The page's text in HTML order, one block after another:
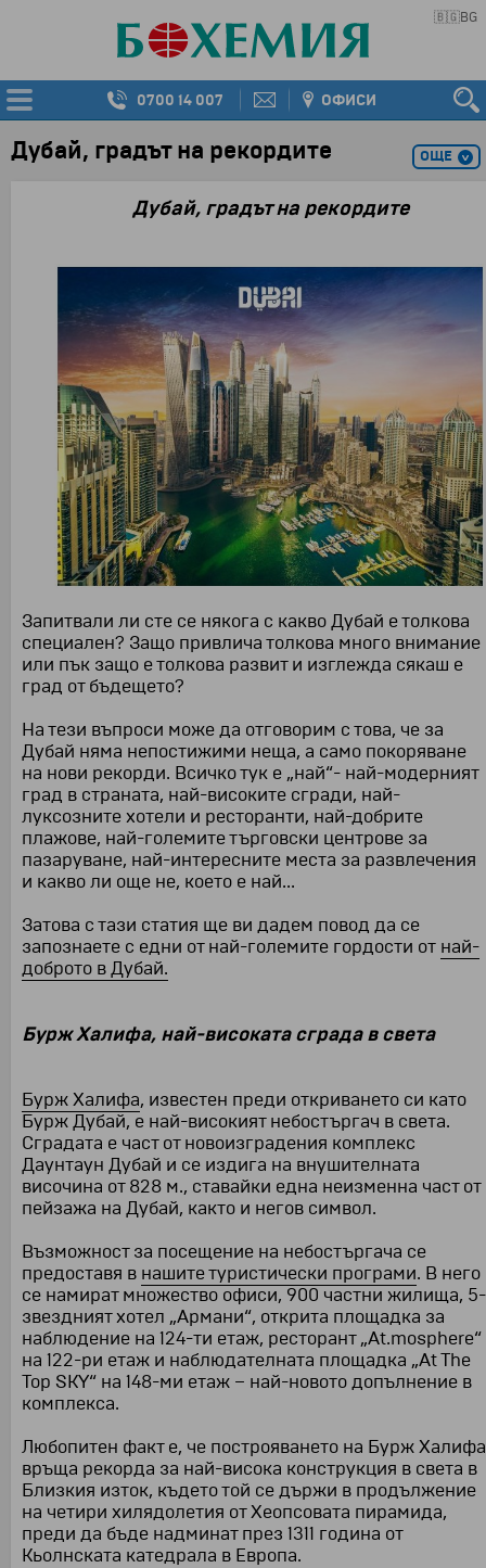
🇧🇬BG
0700 14 007 ОФИСИ
Дубай, градът на рекордите ОЩЕ
Дубай, градът на рекордите
Запитвали ли сте се някога с какво Дубай е толкова
специален? Защо привлича толкова много внимание
или пък защо е толкова развит и изглежда сякаш е
град от бъдещето?
На тези въпроси може да отговорим с това, че за
Дубай няма непостижими неща, а само покоряване
на нови рекорди. Всичко тук е „най“- най-модерният
град в страната, най-високите сгради, най-
луксозните хотели и ресторанти, най-добрите
плажове, най-големите търговски центрове за
пазаруване, най-интересните места за развлечения
и какво ли още не, което е най...
Затова с тази статия ще ви дадем повод да се
запознаете с едни от най-големите гордости от най-
доброто в Дубай.
Бурж Халифа, най-високата сграда в света
Бурж Халифа, известен преди откриването си като
Бурж Дубай, е най-високият небостъргач в света.
Сградата е част от новоизградения комплекс
Даунтаун Дубай и се издига на внушителната
височина от 828 м., ставайки една неизменна част от
пейзажа на Дубай, както и негов символ.
Възможност за посещение на небостъргача се
предоставя в нашите туристически програми. В него
се намират множество офиси, 900 частни жилища, 5-
звездният хотел „Армани“, открита площадка за
наблюдение на 124-ти етаж, ресторант „At.mosphere“
на 122-ри етаж и наблюдателната площадка „At The
Top SKY“ на 148-ми етаж – най-новото допълнение в
комплекса.
Любопитен факт е, че построяването на Бурж Халифа
връща рекорда за най-висока конструкция в света в
Близкия изток, където той се държи в продължение
на четири хилядолетия от Хеопсовата пирамида,
преди да бъде надминат през 1311 година от
Кьолнската катедрала в Европа.